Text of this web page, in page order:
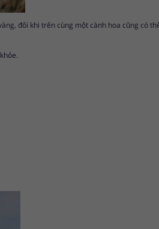
đôi khi trên cùng một cành hoa cũng có